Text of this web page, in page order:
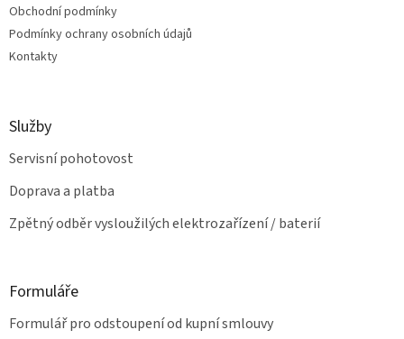
Obchodní podmínky
Podmínky ochrany osobních údajů
Kontakty
Služby
Servisní pohotovost
Doprava a platba
Zpětný odběr vysloužilých elektrozařízení / baterií
Formuláře
Formulář pro odstoupení od kupní smlouvy